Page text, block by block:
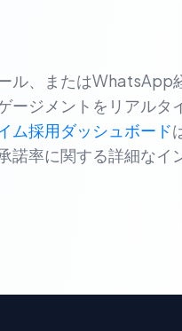
ル、またはWhatsApp
ージメントをリアルタ
ム採用ダッシュボード
諾率に関する詳細なイ